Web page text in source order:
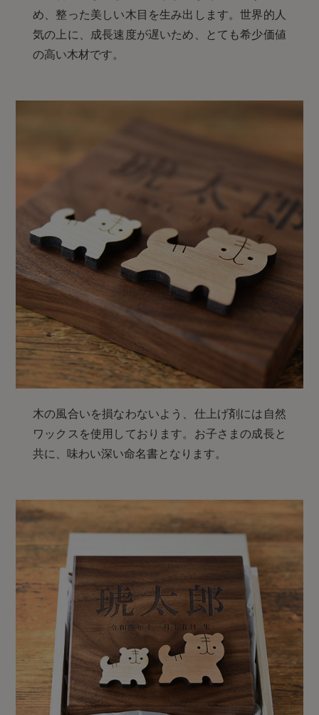
め、整った美しい木目を生み出します。世界的人
気の上に、成長速度が遅いため、とても希少価値
の高い木材です。
木の風合いを損なわないよう、仕上げ剤には自然
ワックスを使用しております。お子さまの成長と
共に、味わい深い命名書となります。